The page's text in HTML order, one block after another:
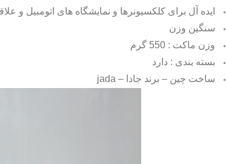
ایده آل برای کلکسیونرها و نمایشگاه های اتومبیل و
سنگین وزن
وزن ماکت : 550 گرم
بسته بندی : دارد
ساخت چین – برند جادا – jada